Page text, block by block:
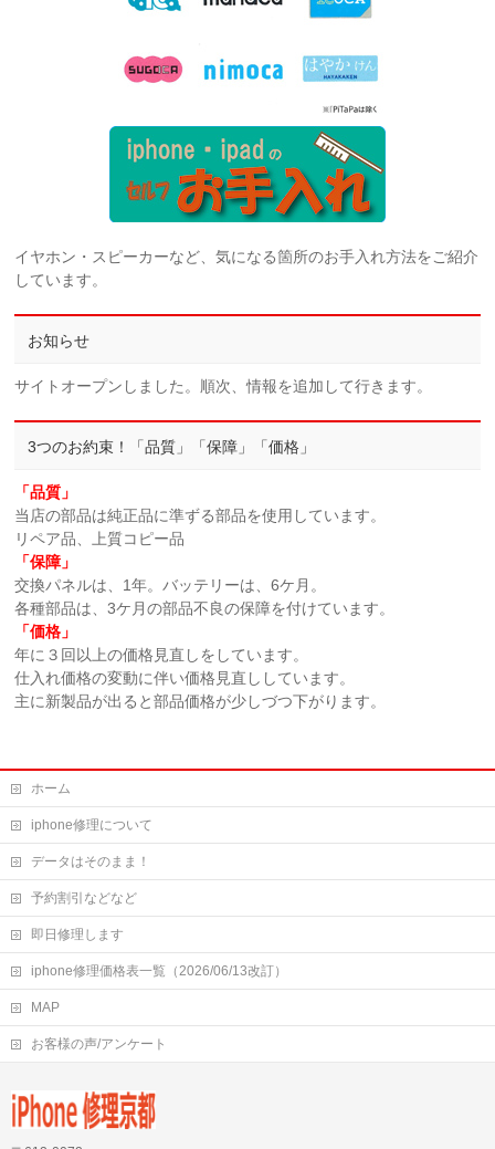
イヤホン・スピーカーなど、気になる箇所のお手入れ方法をご紹介
しています。
お知らせ
サイトオープンしました。順次、情報を追加して行きます。
3つのお約束！「品質」「保障」「価格」
「品質」
当店の部品は純正品に準ずる部品を使用しています。
リペア品、上質コピー品
「保障」
交換パネルは、1年。バッテリーは、6ケ月。
各種部品は、3ケ月の部品不良の保障を付けています。
「価格」
年に３回以上の価格見直しをしています。
仕入れ価格の変動に伴い価格見直ししています。
主に新製品が出ると部品価格が少しづつ下がります。
ホーム
iphone修理について
データはそのまま！
予約割引などなど
即日修理します
iphone修理価格表一覧（2026/06/13改訂）
MAP
お客様の声/アンケート